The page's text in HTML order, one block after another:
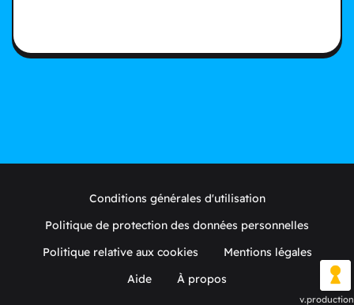
Conditions générales d'utilisation
Politique de protection des données personnelles
Politique relative aux cookies
Mentions légales
Aide
À propos
v.production